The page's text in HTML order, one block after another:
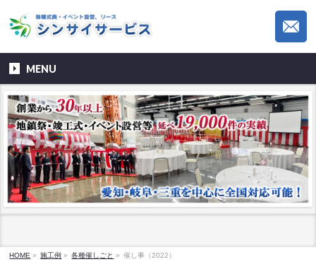
MENU
HOME » 施工例 » 各種催しごと » 催し事（2022）